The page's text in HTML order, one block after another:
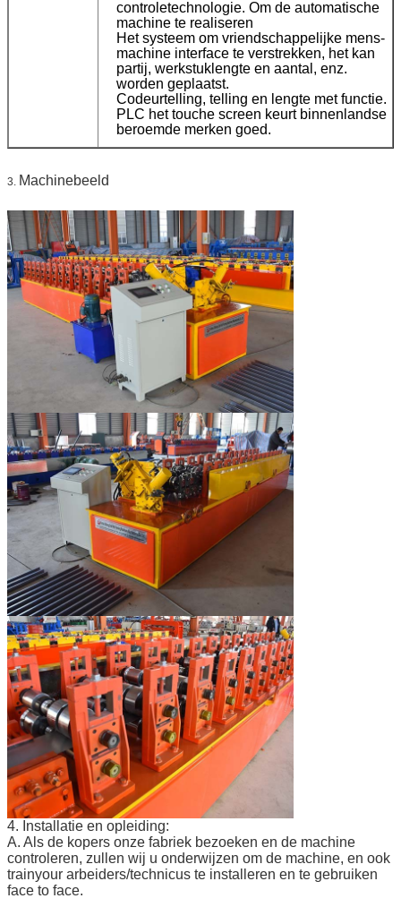
controletechnologie. Om de automatische
machine te realiseren
Het systeem om vriendschappelijke mens-
machine interface te verstrekken, het kan
partij, werkstuklengte en aantal, enz.
worden geplaatst.
Codeurtelling, telling en lengte met functie.
PLC het touche screen keurt binnenlandse
beroemde merken goed.
3. Machinebeeld
4. Installatie en opleiding:
A. Als de kopers onze fabriek bezoeken en de machine
controleren, zullen wij u onderwijzen om de machine, en ook
trainyour arbeiders/technicus te installeren en te gebruiken
face to face.